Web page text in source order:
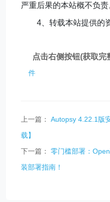
严重后果的本站概不负责
4 、转载本站提供的
点击右侧按钮(获取完
件
上一篇：
Autopsy 4.22.1版
载】
下一篇：
零门槛部署：
装部署指南！